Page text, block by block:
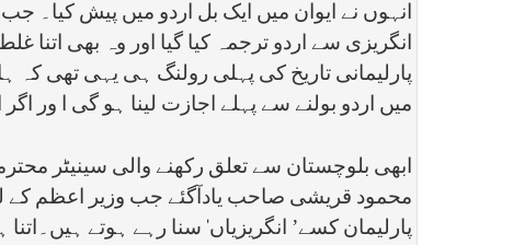
انہوں نے ایوان میں ایک بل اردو میں پیش کیا۔
انگریزی سے اردو ترجمہ کیا گیا اور وہ بھی
پارلیمانی تاریخ کی پہلی رولنگ ہی یہی تھی
میں اردو بولنے سے پہلے اجازت لینا ہو گی ا
ابھی بلوچستان سے تعلق رکھنے والی سینیٹر
محمود قریشی صاحب یادآگئے جب وزیر اعظم کے
پارلیمان کسے’ انگریزیاں‘ سنا رہے ہوتے